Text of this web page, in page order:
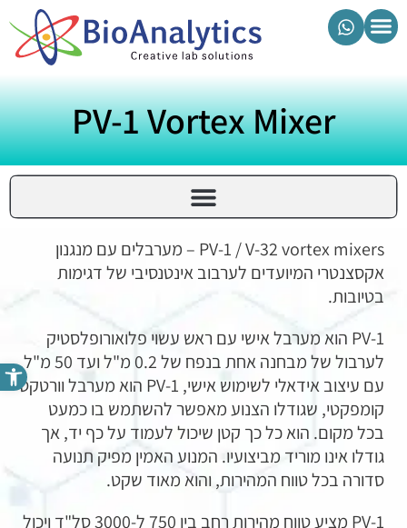
PV-1 Vortex Mixer
PV-1 / V-32 vortex mixers – מערבלים עם מנגנון
אקסצנטרי המיועדים לערבוב אינטנסיבי של דגימות
בטיובות.
PV-1 הוא מערבל אישי עם ראש עשוי פלואורופלסטיק
לערבול של מבחנה אחת בנפח של 0.2 מ"ל ועד 50 מ"ל.
עם עיצוב אידאלי לשימוש אישי, PV-1 הוא מערבל וורטקס
קומפקטי, שגודלו הצנוע מאפשר להשתמש בו כמעט
בכל מקום. הוא כל כך קטן שיכול לעמוד על כף יד, אך
גודלו אינו מוריד מביצועיו. המנוע האמין מפיק תנועה
סדורה בכל טווח המהירות, והוא מאוד שקט.
PV-1 מציע טווח מהירות רחב בין 750 ל-3000 סל"ד ויכול
פתח סרגל נגישות